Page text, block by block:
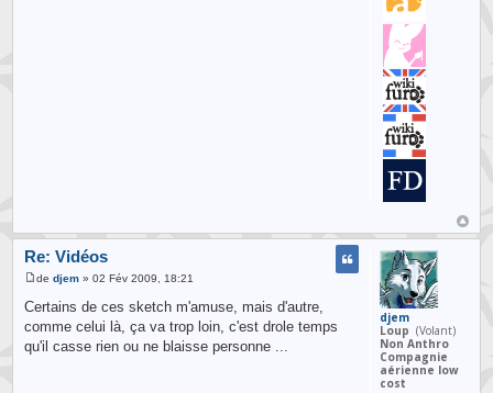
Re: Vidéos
dedjem » 02 Fév 2009, 18:21
Certains de ces sketch m'amuse, mais d'autre,
comme celui là, ça va trop loin, c'est drole temps
qu'il casse rien ou ne blaisse personne ...
djem
Loup (Volant)
Non Anthro
Compagnie
aérienne low
cost